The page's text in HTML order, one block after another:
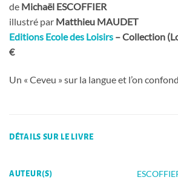
de Michaël ESCOFFIER
illustré par Matthieu MAUDET
Editions Ecole des Loisirs – Collection
€
Un « Ceveu » sur la langue et l’on
DÉTAILS SUR LE LIVRE
AUTEUR(S)